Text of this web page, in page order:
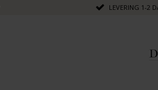
LEVERING 1-2